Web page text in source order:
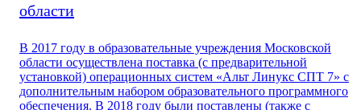
области
В 2017 году в образовательные учреждения Московской
области осуществлена поставка (с предварительной
установкой) операционных систем «Альт Линукс СПТ 7» с
дополнительным набором образовательного программного
обеспечения. В 2018 году были поставлены (также с